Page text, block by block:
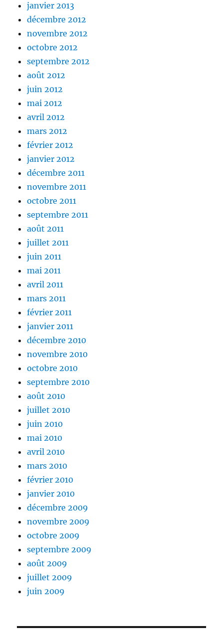
janvier 2013
décembre 2012
novembre 2012
octobre 2012
septembre 2012
août 2012
juin 2012
mai 2012
avril 2012
mars 2012
février 2012
janvier 2012
décembre 2011
novembre 2011
octobre 2011
septembre 2011
août 2011
juillet 2011
juin 2011
mai 2011
avril 2011
mars 2011
février 2011
janvier 2011
décembre 2010
novembre 2010
octobre 2010
septembre 2010
août 2010
juillet 2010
juin 2010
mai 2010
avril 2010
mars 2010
février 2010
janvier 2010
décembre 2009
novembre 2009
octobre 2009
septembre 2009
août 2009
juillet 2009
juin 2009